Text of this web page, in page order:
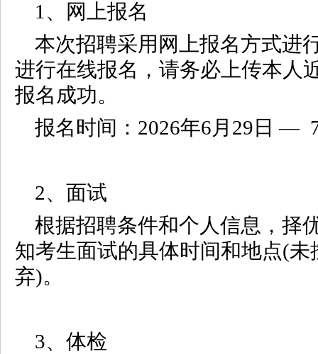
1、网上报名
本次招聘采用网上报名方式进
进行在线报名，请务必上传本人
报名成功。
报名时间：2026年6月29日 —
2、面试
根据招聘条件和个人信息，择
知考生面试的具体时间和地点(
弃)。
3、体检